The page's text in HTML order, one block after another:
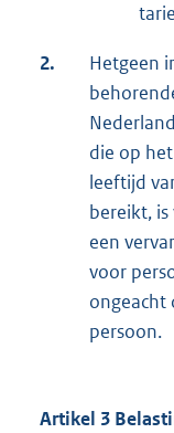
2.
Hetgeen
die op
leeftijd
bereikt,
een
voor
ongeacht
persoon.
Artikel 3